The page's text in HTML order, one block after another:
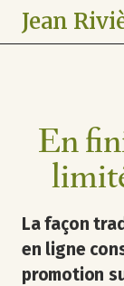
Jean
En
La façon
en ligne
promotion